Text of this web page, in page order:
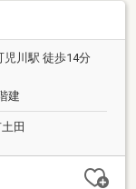
児川駅 徒歩14分
建
田